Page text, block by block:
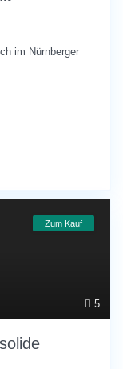
im Nürnberger
5
Zum Kauf